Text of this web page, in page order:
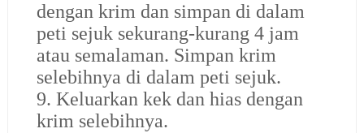
dengan krim dan simpan di dalam
peti sejuk sekurang-kurang 4 jam
atau semalaman. Simpan krim
selebihnya di dalam peti sejuk.
9. Keluarkan kek dan hias dengan
krim selebihnya.